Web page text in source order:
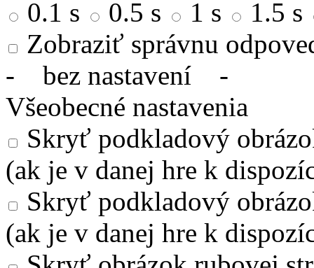
0.1 s
0.5 s 1 s
1.5 s
Zobraziť správnu
- bez nastavení -
Všeobecné nastavenia
Skryť podkladový
(ak je v danej hre k
Skryť podkladový
(ak je v danej hre k